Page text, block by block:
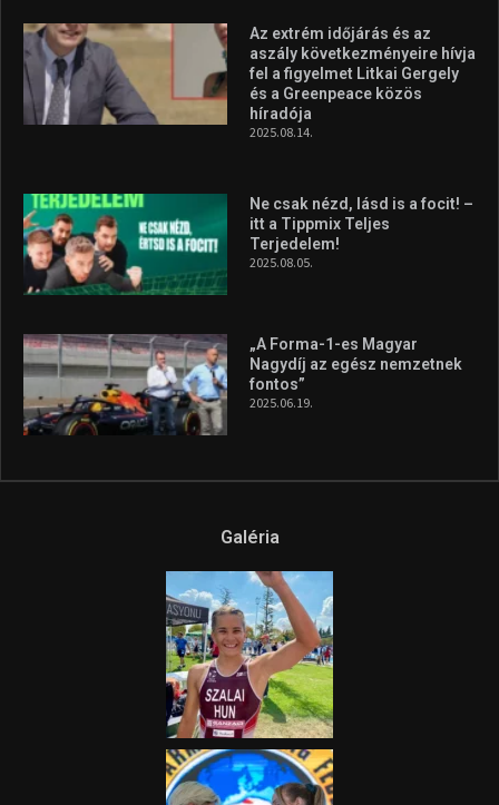
Az extrém időjárás és az
aszály következményeire hívja
fel a figyelmet Litkai Gergely
és a Greenpeace közös
híradója
2025.08.14.
Ne csak nézd, lásd is a focit! –
itt a Tippmix Teljes
Terjedelem!
2025.08.05.
„A Forma-1-es Magyar
Nagydíj az egész nemzetnek
fontos”
2025.06.19.
Galéria